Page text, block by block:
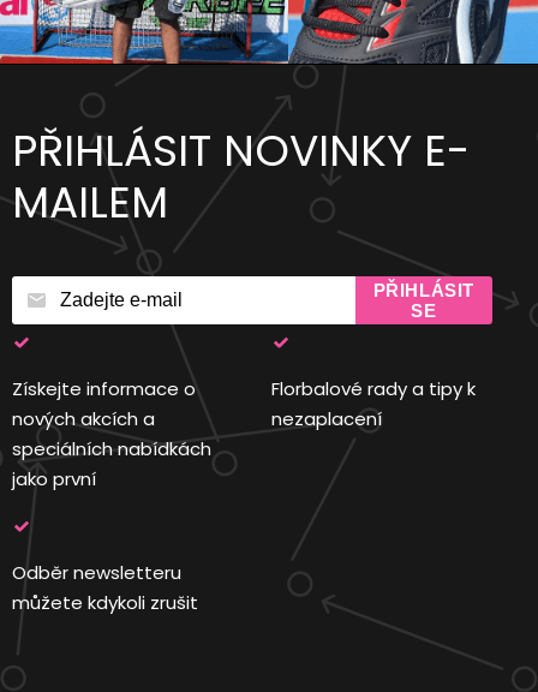
PŘIHLÁSIT NOVINKY E-
MAILEM
PŘIHLÁSIT
SE
Získejte informace o
nových akcích a
speciálních nabídkách
jako první
Florbalové rady a tipy k
nezaplacení
Odběr newsletteru
můžete kdykoli zrušit